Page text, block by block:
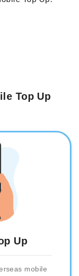
Top Up
Up
mobile